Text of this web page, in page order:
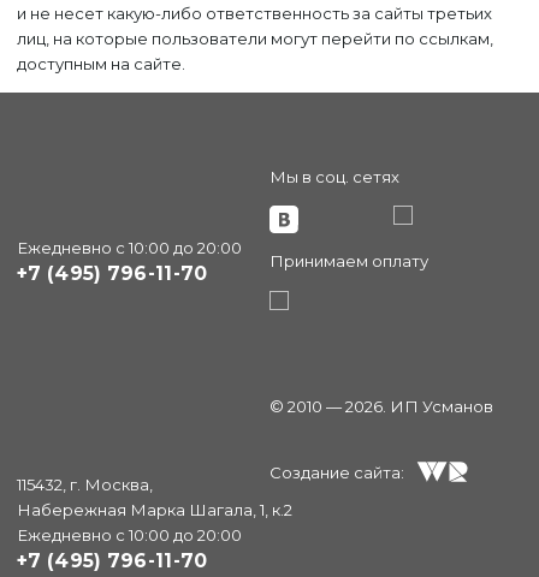
и не несет какую-либо ответственность за сайты третьих
лиц, на которые пользователи могут перейти по ссылкам,
доступным на сайте.
Ежедневно с 10:00 до 20:00
+7 (495) 796-11-70
115432, г. Москва,
Набережная Марка Шагала, 1, к.2
Ежедневно с 10:00 до 20:00
+7 (495) 796-11-70
Мы в соц. сетях
Принимаем оплату
© 2010 — 2026. ИП Усманов
Создание сайта: